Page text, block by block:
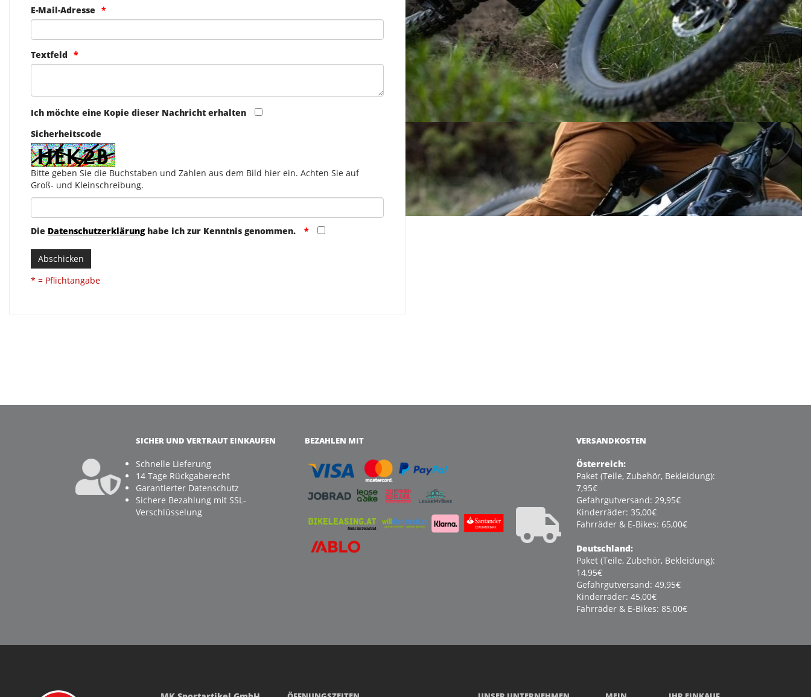
E-Mail-Adresse
Textfeld
Ich möchte eine Kopie dieser Nachricht erhalten
Sicherheitscode
Bitte geben Sie die Buchstaben und Zahlen aus dem Bild hier ein. Achten Sie auf
Groß- und Kleinschreibung.
Die Datenschutzerklärunghabe ich zur Kenntnis genommen.
Abschicken
* = Pflichtangabe
SICHER UND VERTRAUT EINKAUFEN
Schnelle Lieferung
14 Tage Rückgaberecht
Garantierter Datenschutz
Sichere Bezahlung mit SSL-
Verschlüsselung
BEZAHLEN MIT VERSANDKOSTEN
Österreich:
Paket (Teile, Zubehör, Bekleidung):
7,95€
Gefahrgutversand: 29,95€
Kinderräder: 35,00€
Fahrräder & E-Bikes: 65,00€
Deutschland:
Paket (Teile, Zubehör, Bekleidung):
14,95€
Gefahrgutversand: 49,95€
Kinderräder: 45,00€
Fahrräder & E-Bikes: 85,00€